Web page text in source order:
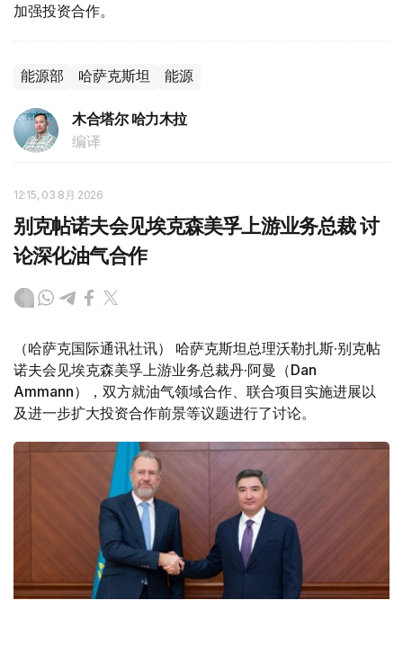
加强投资合作。
能源部 哈萨克斯坦 能源
木合塔尔 哈力木拉
编译
12:15, 03 8月 2026
别克帖诺夫会见埃克森美孚上游业务总裁 讨
论深化油气合作
（哈萨克国际通讯社讯） 哈萨克斯坦总理沃勒扎斯·别克帖
诺夫会见埃克森美孚上游业务总裁丹·阿曼（Dan
Ammann），双方就油气领域合作、联合项目实施进展以
及进一步扩大投资合作前景等议题进行了讨论。